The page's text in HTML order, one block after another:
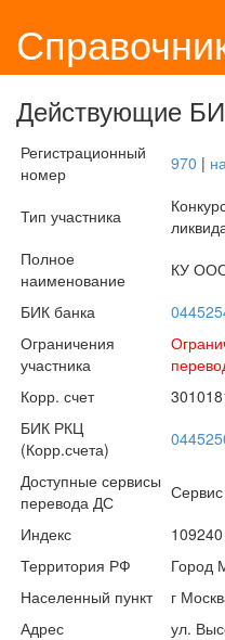
Действующие
Регистрационный
номер
970 |
Тип участника
Полное
наименование
КУ
БИК банка
Ограничения
участника
Корр. счет
БИК РКЦ
(Корр.счета)
Доступные сервисы
перевода ДС
Индекс
109240
Территория РФ
Город
Населенный пункт
г
Адрес
ул.